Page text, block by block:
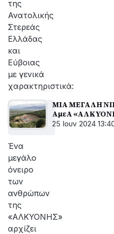
της
Ανατολικής
Στερεάς
Ελλάδας
και
Εύβοιας
με γενικά
χαρακτηριστικά:
ΜΙΑ ΜΕΓΑΛΗ
ΑμεΑ
25 Ιουν 2024
Ένα
μεγάλο
όνειρο
των
ανθρώπων
της
«ΑΛΚΥΟΝΗΣ»
αρχίζει